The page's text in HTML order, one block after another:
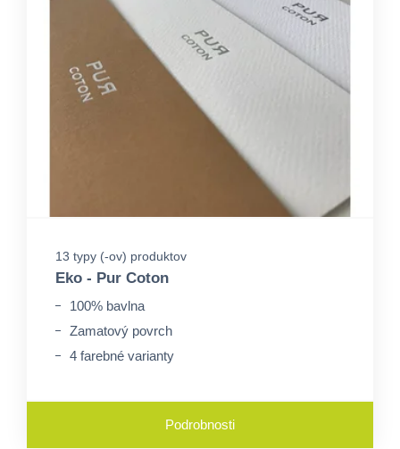
13 typy (-ov) produktov
Eko - Pur Coton
100% bavlna
Zamatový povrch
4 farebné varianty
Podrobnosti